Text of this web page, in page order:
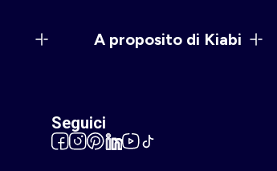
A proposito di Kiabi
Seguici